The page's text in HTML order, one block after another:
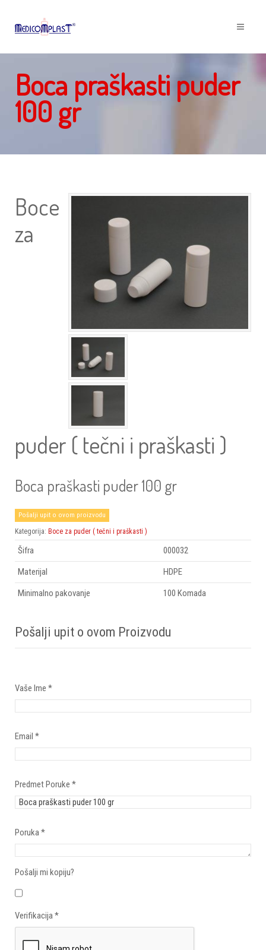
Boca praškasti puder
100 gr
Boce
za
puder ( tečni i praškasti )
Boca praškasti puder 100 gr
Pošalji upit o ovom proizvodu
Kategorija: Boce za puder ( tečni i praškasti )
Šifra
000032
Materijal
HDPE
Minimalno pakovanje
100 Komada
Pošalji upit o ovom Proizvodu
Vaše Ime *
Email *
Predmet Poruke *
Poruka *
Pošalji mi kopiju?
Verifikacija *